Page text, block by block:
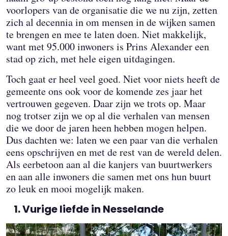
voorlopers van de organisatie die we nu zijn, zetten
zich al decennia in om mensen in de wijken samen
te brengen en mee te laten doen. Niet makkelijk,
want met 95.000 inwoners is Prins Alexander een
stad op zich, met hele eigen uitdagingen.
Toch gaat er heel veel goed. Niet voor niets heeft de
gemeente ons ook voor de komende zes jaar het
vertrouwen gegeven. Daar zijn we trots op. Maar
nog trotser zijn we op al die verhalen van mensen
die we door de jaren heen hebben mogen helpen.
Dus dachten we: laten we een paar van die verhalen
eens opschrijven en met de rest van de wereld delen.
Als eerbetoon aan al die kanjers van buurtwerkers
en aan alle inwoners die samen met ons hun buurt
zo leuk en mooi mogelijk maken.
Vurige liefde in Nesselande